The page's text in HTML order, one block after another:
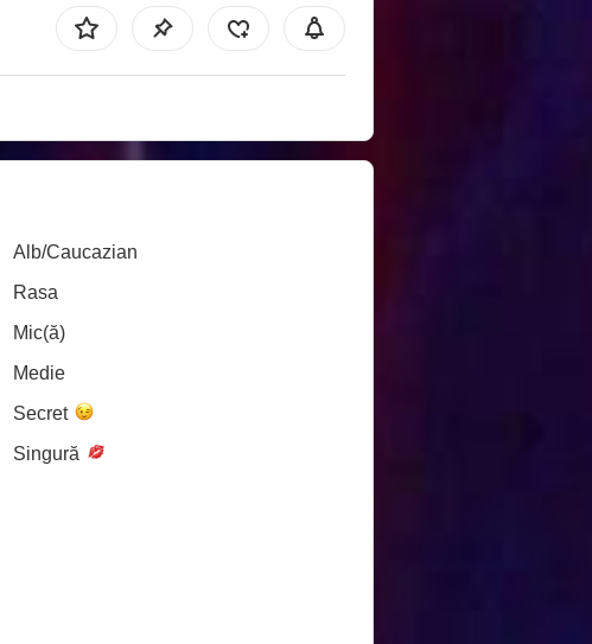
Alb/Caucazian
Rasa
Mic(ă)
Medie
Secret
Singură